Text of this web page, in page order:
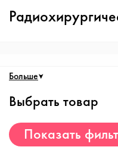
Больше
Выбрать товар
Показать